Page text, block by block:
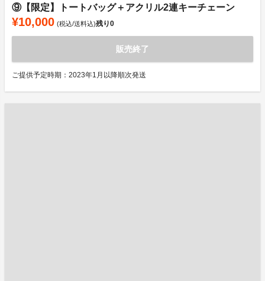
⑨【限定】トートバッグ＋アクリル2連キーチェーン
¥10,000 (税込/送料込)残り0
販売終了
ご提供予定時期：2023年1月以降順次発送